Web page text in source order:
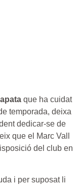
que ha cuidat
temporada, deixa
dedicar-se de
que el Marc Vall
del club en
i per suposat li